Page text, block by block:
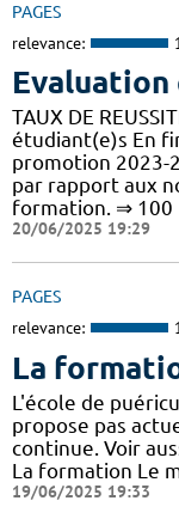
PAGES
relevance:
TAUX DE
étudiant(e)s En
promotion 2023-
par rapport aux
formation. ⇒ 100
20/06/2025 19:29
PAGES
relevance:
La
L'école de
propose pas
continue. Voir
La formation Le
19/06/2025 19:33